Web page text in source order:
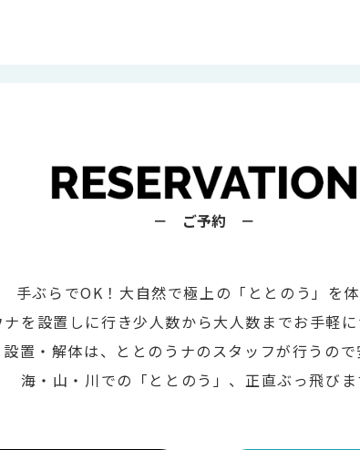
－ ご予約 －
手ぶらでOK！大自然で極上の「ととのう」を体
を設置しに行き少人数から大人数までお手軽に
設置・解体は、ととのうナのスタッフが行うので
海・山・川での「ととのう」、正直ぶっ飛びま